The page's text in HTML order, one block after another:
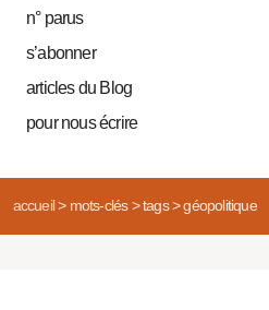
n° parus
s’abonner
articles du Blog
pour nous écrire
accueil> mots-clés> tags> géopolitique